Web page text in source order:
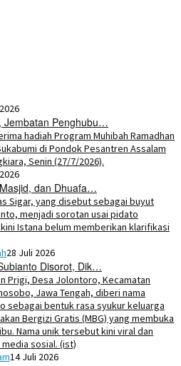
Jembatan Penghubu…
dan Dhuafa…
28 Juli 2026
Disorot, Dik…
14 Juli 2026